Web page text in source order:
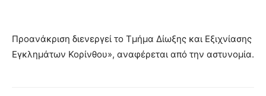
Προανάκριση διενεργεί το Τμήμα Δίωξης και Εξιχνίασης
Εγκλημάτων Κορίνθου», αναφέρεται από την αστυνομία.